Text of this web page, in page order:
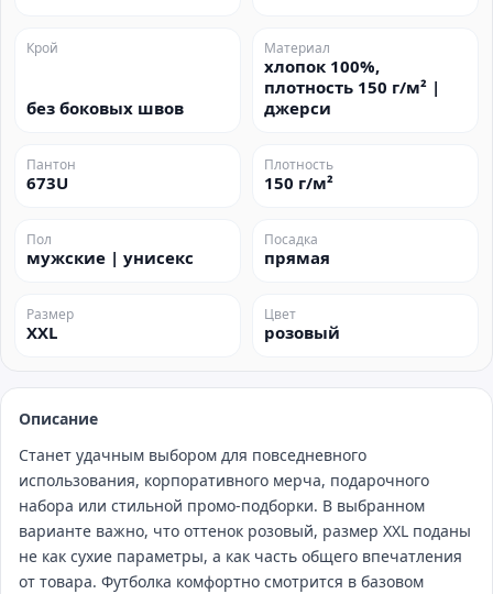
Крой
без боковых швов
Материал
хлопок 100%,
плотность 150 г/м² |
джерси
Пантон
673U
Плотность
150 г/м²
Пол
мужские | унисекс
Посадка
прямая
Размер
XXL
Цвет
розовый
Описание
Станет удачным выбором для повседневного
использования, корпоративного мерча, подарочного
набора или стильной промо‑подборки. В выбранном
варианте важно, что оттенок розовый, размер XXL поданы
не как сухие параметры, а как часть общего впечатления
от товара. Футболка комфортно смотрится в базовом